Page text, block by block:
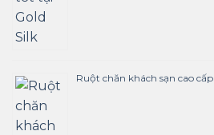
Ruột chăn khách sạn cao